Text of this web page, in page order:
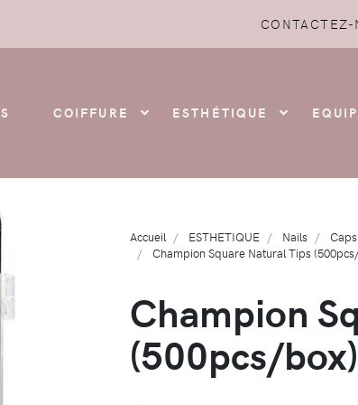
CONTACTEZ-
COIFFURE ESTHÉTIQUE
Accueil ESTHETIQUE Nails
Champion Square Natural Tips
Champion
(500pcs/